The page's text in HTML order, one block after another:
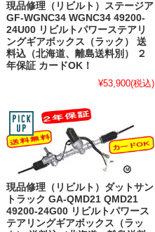
現品修理（リビルト）ステージア
GF-WGNC34 WGNC34 49200-
24U00 リビルトパワーステアリ
ングギアボックス（ラック） 送
料込（北海道、離島送料別） ２
年保証 カードOK！
¥53,900(税込)
現品修理（リビルト）ダットサン
トラック GA-QMD21 QMD21
49200-24G00 リビルトパワース
テアリングギアボックス（ラッ